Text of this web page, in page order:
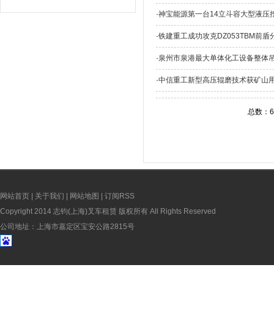
·神宝能源第一台14立斗容大型液压
·铁建重工成功攻克DZ053TBM前盾
·泉州市泉港最大单体化工设备整体
·中信重工新型高压辊磨技术获矿山
总数：
网站首页 关于我们 网站地图
订阅RSS
Copyright 2014 志钧(上海)叉车租赁 版权所有 All Rights Reserved
公司地址：上海市嘉定区宝安公路2815号